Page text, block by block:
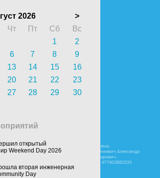
2026
>
Чт Пт Сб
Вс
1
2
6 7 8
9
13 14 15
16
20 21 22
23
27 28 29
30
открытый
Weekend Day 2026
вторая инженерная
Day